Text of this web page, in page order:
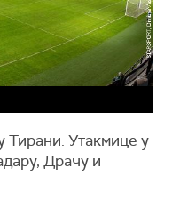
Утакмице у
Драчу и